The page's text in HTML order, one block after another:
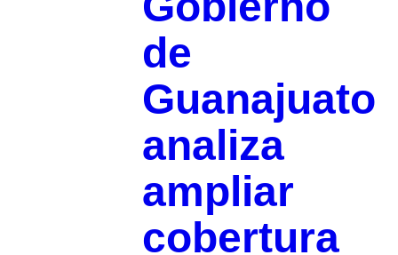
de
Guanajuato
analiza
ampliar
cobertura